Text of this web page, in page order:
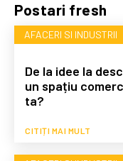
Postari fresh
AFACERI SI INDUSTRII
De la idee la
un spațiu
ta?
CITIȚI MAI MULT